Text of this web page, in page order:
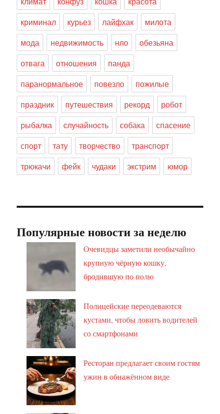
криминал
курьез лайфхак
милота
мода
недвижимость нло
обезьяна
отвага
отношения
панда
паранормальное
повезло
пожилые
праздник
путешествия рекорд
робот
рыбалка
случайность собака
спасение
спорт
тату творчество
транспорт
трюкачи
фейк чудаки экстрим юмор
Популярные новости за неделю
Очевидцы заметили необычайно
крупную чёрную кошку,
бродившую по полю
Полицейские переодеваются
кустами, чтобы ловить водителей
со смартфонами
Ресторан предлагает своим гостям
ужин в обнажённом виде